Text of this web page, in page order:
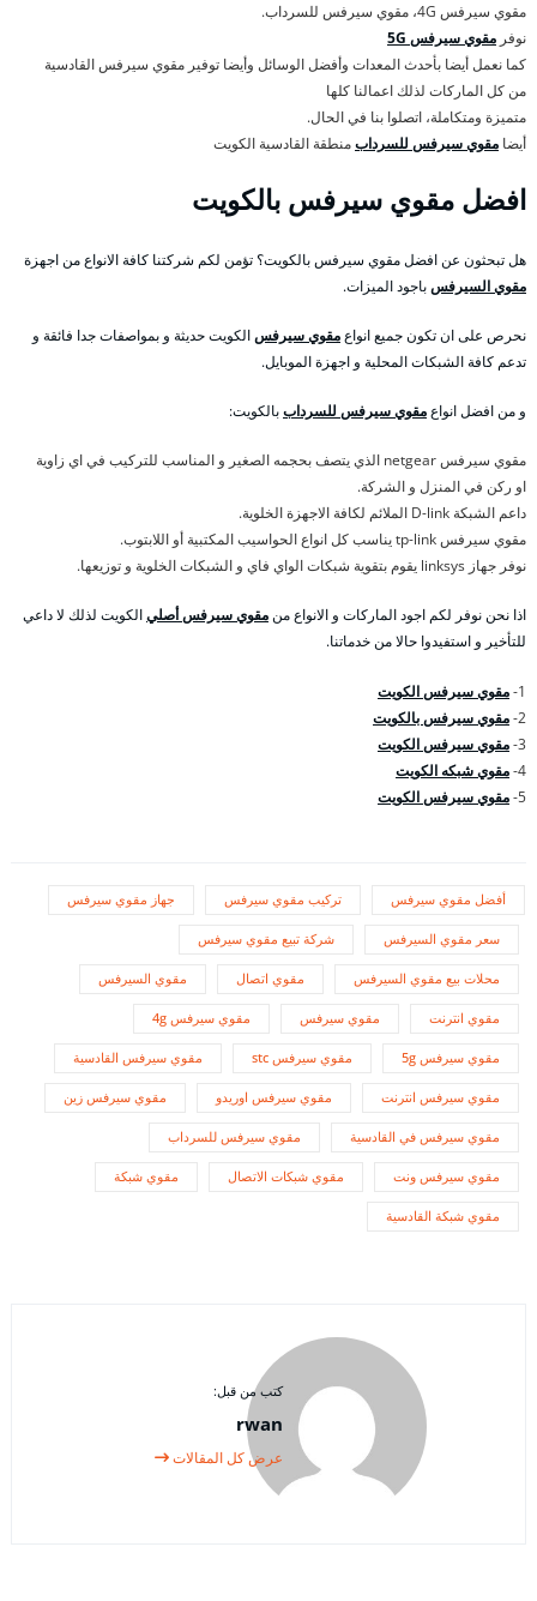
مقوي سيرفس 4G، مقوي سيرفس للسرداب.
نوفر مقوي سيرفس 5G
كما نعمل أيضا بأحدث المعدات وأفضل الوسائل وأيضا توفير مقوي سيرفس القادسية
من كل الماركات لذلك اعمالنا كلها
متميزة ومتكاملة، اتصلوا بنا في الحال.
أيضا مقوي سيرفس للسردابمنطقة القادسية الكويت
افضل مقوي سيرفس بالكويت
هل تبحثون عن افضل مقوي سيرفس بالكويت؟ تؤمن لكم شركتنا كافة الانواع من اجهزة
مقوي السيرفسباجود الميزات.
نحرص على ان تكون جميع انواعمقوي سيرفسالكويت حديثة و بمواصفات جدا فائقة و
تدعم كافة الشبكات المحلية و اجهزة الموبايل.
و من افضل انواعمقوي سيرفس للسرداببالكويت:
مقوي سيرفس netgear الذي يتصف بحجمه الصغير و المناسب للتركيب في اي زاوية
او ركن في المنزل و الشركة.
داعم الشبكة D-link الملائم لكافة الاجهزة الخلوية.
مقوي سيرفس tp-link يناسب كل انواع الحواسيب المكتبية أو اللابتوب.
نوفر جهاز linksys يقوم بتقوية شبكات الواي فاي و الشبكات الخلوية و توزيعها.
اذا نحن نوفر لكم اجود الماركات و الانواع منمقوي سيرفس أصليالكويت لذلك لا داعي
للتأخير و استفيدوا حالا من خدماتنا.
1- مقوي سيرفس الكويت
2- مقوي سيرفس بالكويت
3- مقوي سيرفس الكويت
4- مقوي شبكه الكويت
5- مقوي سيرفس الكويت
أفضل مقوي سيرفس تركيب مقوي سيرفس جهاز مقوي سيرفس
سعر مقوي السيرفس شركة تبيع مقوي سيرفس
محلات بيع مقوي السيرفس مقوي اتصال مقوي السيرفس
مقوي انترنت مقوي سيرفس مقوي سيرفس 4g
مقوي سيرفس 5g مقوي سيرفس stc مقوي سيرفس القادسية
مقوي سيرفس انترنت مقوي سيرفس اوريدو مقوي سيرفس زين
مقوي سيرفس في القادسية مقوي سيرفس للسرداب
مقوي سيرفس ونت مقوي شبكات الاتصال مقوي شبكة
مقوي شبكة القادسية
كتب من قبل:
rwan
عرض كل المقالات